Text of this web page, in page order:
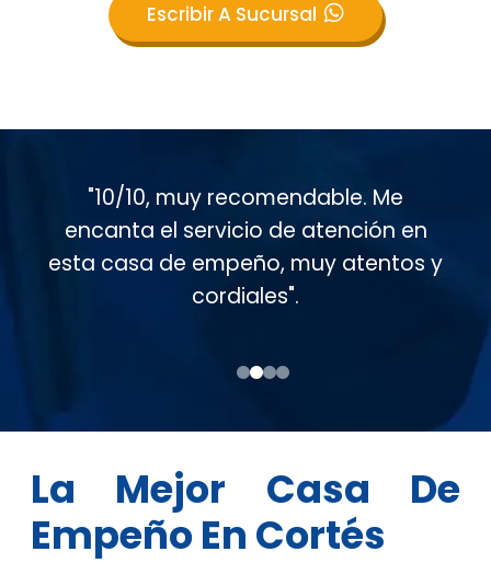
Escribir A Sucursal
"Muy buen servicio al cliente en esta
casa de empeño, muy atentos
conmigo. Soy cliente desde hace casi
15 años".
La Mejor Casa De
Empeño En Cortés